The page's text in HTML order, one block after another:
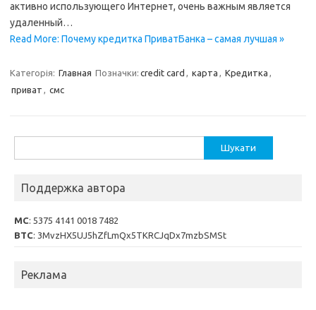
активно использующего Интернет, очень важным является
удаленный…
Read More: Почему кредитка ПриватБанка – самая лучшая »
Категорія: Главная Позначки: credit card , карта , Кредитка ,
приват , смс
Поддержка автора
MC: 5375 4141 0018 7482
BTC: 3MvzHX5UJ5hZfLmQx5TKRCJqDx7mzbSMSt
Реклама